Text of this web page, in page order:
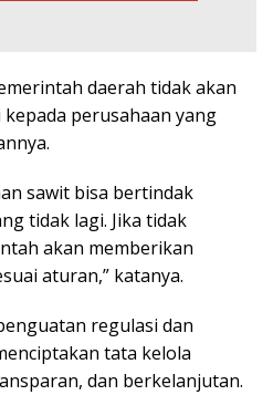
daerah tidak akan
perusahaan yang
sawit bisa bertindak
tidak lagi. Jika tidak
akan memberikan
aturan,” katanya.
regulasi dan
tata kelola
dan berkelanjutan.